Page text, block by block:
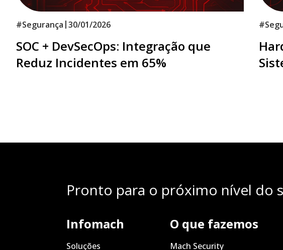
#Segurança |30/01/2026
SOC + DevSecOps: Integração que
Reduz Incidentes em 65%
#
Pronto para o próximo nível do
Infomach
Soluções
O que fazemos
Mach Security